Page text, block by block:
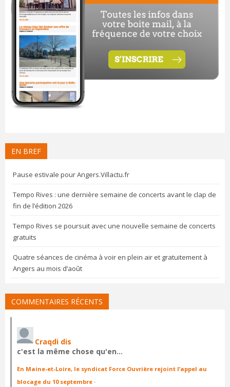
EN BREF
Pause estivale pour Angers.Villactu.fr
Tempo Rives : une dernière semaine de concerts avant le clap de
fin de l’édition 2026
Tempo Rives se poursuit avec une nouvelle semaine de concerts
gratuits
Quatre séances de cinéma à voir en plein air et gratuitement à
Angers au mois d’août
COMMENTAIRES RÉCENTS
Craqdi dis
c'est la même chose qu'en…
En Maine-et-Loire, le syndicat Force Ouvrière rejoint l’appel au
blocage du 10 septembre ·